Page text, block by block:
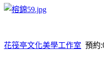
花筏亭文化美學工作室 預約: